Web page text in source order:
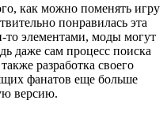
как можно поменять игру
понравилась эта
то элементами, моды могут
даже сам процесс поиска
разработка своего
фанатов еще больше
версию.